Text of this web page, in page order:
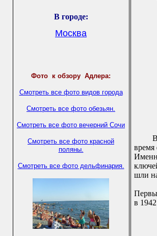
В городе:
Москва
Фото к обзору Адлера:
Смотреть все фото видов города
Смотреть все фото обезьян.
Смотреть все фото вечерний Сочи
Смотреть все фото красной
поляны.
Смотреть все фото дельфинария.
время
шли
в